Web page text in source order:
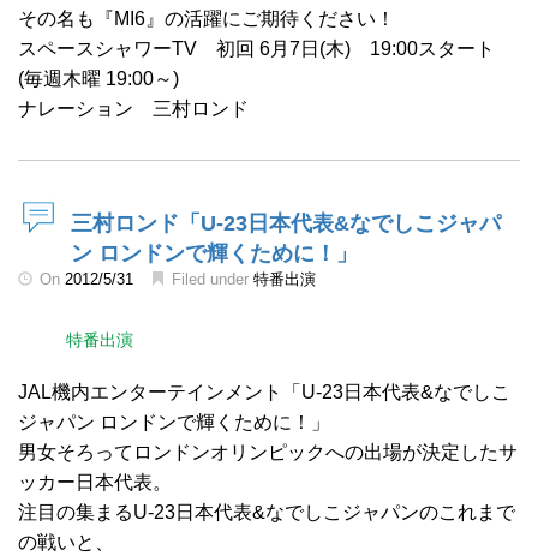
その名も『MI6』の活躍にご期待ください！
スペースシャワーTV 初回 6月7日(木) 19:00スタート
(毎週木曜 19:00～)
ナレーション 三村ロンド
三村ロンド「U-23日本代表&なでしこジャパ
ン ロンドンで輝くために！」
On 2012/5/31 Filed under 特番出演
特番出演
JAL機内エンターテインメント「U-23日本代表&なでしこ
ジャパン ロンドンで輝くために！」
男女そろってロンドンオリンピックへの出場が決定したサ
ッカー日本代表。
注目の集まるU-23日本代表&なでしこジャパンのこれまで
の戦いと、